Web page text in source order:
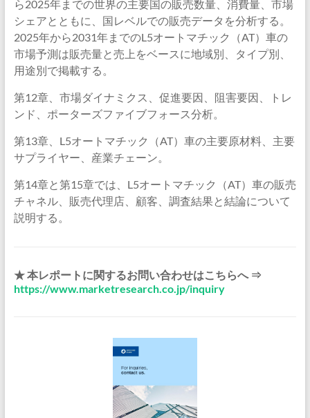
ら2025年までの世界の主要国の販売数量、消費量、市場
シェアとともに、国レベルでの販売データを分析する。
2025年から2031年までのL5オートマチック（AT）車の
市場予測は販売量と売上をベースに地域別、タイプ別、
用途別で掲載する。
第12章、市場ダイナミクス、促進要因、阻害要因、トレ
ンド、ポーターズファイブフォース分析。
第13章、L5オートマチック（AT）車の主要原材料、主要
サプライヤー、産業チェーン。
第14章と第15章では、L5オートマチック（AT）車の販売
チャネル、販売代理店、顧客、調査結果と結論について
説明する。
★ 本レポートに関するお問い合わせはこちらへ ⇒
https://www.marketresearch.co.jp/inquiry